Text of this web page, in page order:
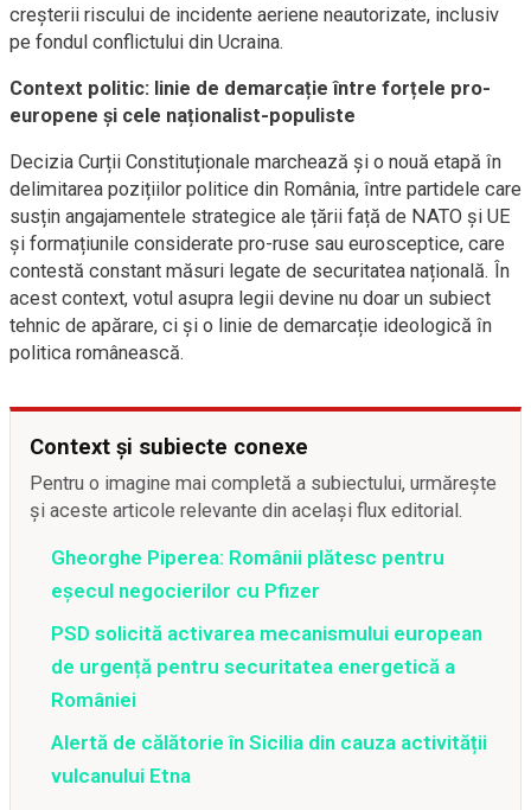
creșterii riscului de incidente aeriene neautorizate, inclusiv
pe fondul conflictului din Ucraina.
Context politic: linie de demarcație între forțele pro-
europene și cele naționalist-populiste
Decizia Curții Constituționale marchează și o nouă etapă în
delimitarea pozițiilor politice din România, între partidele care
susțin angajamentele strategice ale țării față de NATO și UE
și formațiunile considerate pro-ruse sau eurosceptice, care
contestă constant măsuri legate de securitatea națională. În
acest context, votul asupra legii devine nu doar un subiect
tehnic de apărare, ci și o linie de demarcație ideologică în
politica românească.
Context și subiecte conexe
Pentru o imagine mai completă a subiectului, urmărește
și aceste articole relevante din același flux editorial.
Gheorghe Piperea: Românii plătesc pentru
eșecul negocierilor cu Pfizer
PSD solicită activarea mecanismului european
de urgență pentru securitatea energetică a
României
Alertă de călătorie în Sicilia din cauza activității
vulcanului Etna